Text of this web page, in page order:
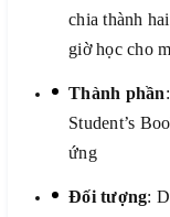
chia thành
giờ học cho
Thành phần
Student’s
ứng
Đối tượng: